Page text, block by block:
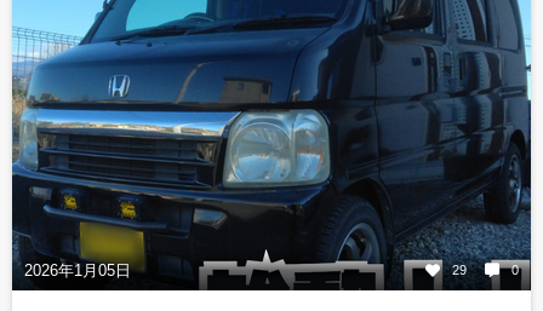
2026年1月05日 29 0